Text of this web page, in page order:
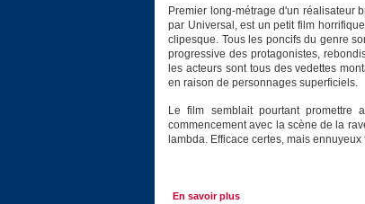
Premier long-métrage d'un réalisateur
par Universal, est un petit film
clipesque. Tous les poncifs du genre
progressive des protagonistes,
les acteurs sont tous des vedettes
en raison de personnages superficiels.
Le film semblait pourtant
commencement avec la scène de la
lambda. Efficace certes, mais
En savoir plus